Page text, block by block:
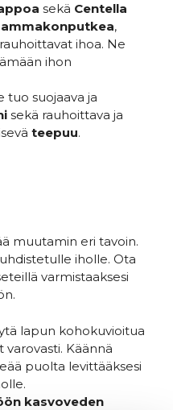
sekä Centella
,
ihoa. Ne
ihon
tuo suojaava ja
sekä rauhoittava ja
teepuu.
muutamin eri tavoin.
iholle. Ota
varmistaaksesi
lapun kohokuvioitua
varovasti. Käännä
puolta levittääksesi
kasvoveden